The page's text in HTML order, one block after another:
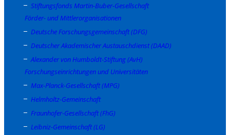
Stiftungsfonds Martin-Buber-Gesellschaft
Förder- und Mittlerorganisationen
Deutsche Forschungsgemeinschaft (DFG)
Deutscher Akademischer Austauschdienst (DAAD)
Alexander von Humboldt-Stiftung (AvH)
Forschungseinrichtungen und Universitäten
Max-Planck-Gesellschaft (MPG)
Helmholtz-Gemeinschaft
Fraunhofer-Gesellschaft (FhG)
Leibniz-Gemeinschaft (LG)